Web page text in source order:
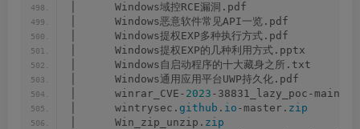
│      Windows域控RCE漏洞.pdf
│      Windows恶意软件常见API一览.pdf
│      Windows提权EXP多种执行方式.pdf
│      Windows提权EXP的几种利用方式.pptx
│      Windows自启动程序的十大藏身之所.txt
│      Windows通用应用平台UWP持久化.pdf
│      winrar_CVE- 2023 -38831_lazy_poc-main.
│      wintrysec. github . io -master. zip
│      Win_zip_unzip. zip